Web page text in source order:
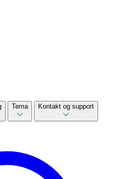
Tema Kontakt og support